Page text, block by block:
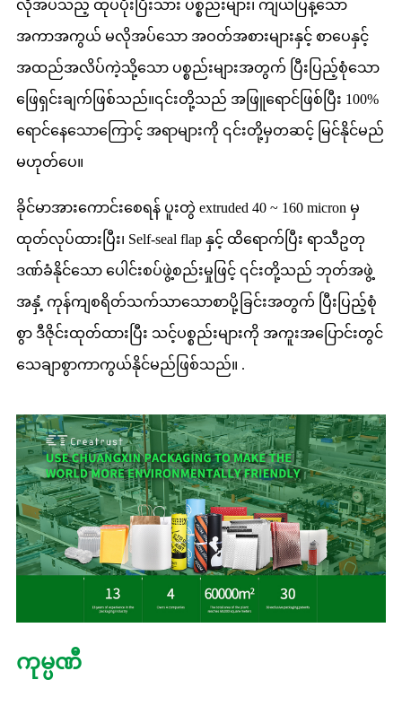
လိုအပ်သည့် ထုပ်ပိုးပြီးသား ပစ္စည်းများ၊ ကျယ်ပြန့်သော
အကာအကွယ် မလိုအပ်သော အဝတ်အစားများနှင့် စာပေနှင့်
အထည်အလိပ်ကဲ့သို့သော ပစ္စည်းများအတွက် ပြီးပြည့်စုံသော
ဖြေရှင်းချက်ဖြစ်သည်။၎င်းတို့သည် အဖြူရောင်ဖြစ်ပြီး 100%
ရောင်နေသောကြောင့် အရာများကို ၎င်းတို့မှတဆင့် မြင်နိုင်မည်
မဟုတ်ပေ။
ခိုင်မာအားကောင်းစေရန် ပူးတွဲ extruded 40 ~ 160 micron မှ
ထုတ်လုပ်ထားပြီး၊ Self-seal flap နှင့် ထိရောက်ပြီး ရာသီဥတု
ဒဏ်ခံနိုင်သော ပေါင်းစပ်ဖွဲ့စည်းမှုဖြင့် ၎င်းတို့သည် ဘုတ်အဖွဲ့
အနှံ့ ကုန်ကျစရိတ်သက်သာသောစာပို့ခြင်းအတွက် ပြီးပြည့်စုံ
စွာ ဒီဇိုင်းထုတ်ထားပြီး သင့်ပစ္စည်းများကို အကူးအပြောင်းတွင်
သေချာစွာကာကွယ်နိုင်မည်ဖြစ်သည်။ .
ကုမ္ပဏီ